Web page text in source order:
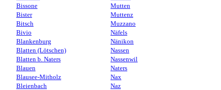
Bissone
Bister
Bitsch
Bivio
Blankenburg
Blatten (Lötschen)
Blatten b. Naters
Blauen
Blausee-Mitholz
Bleienbach
Mutten
Muttenz
Muzzano
Näfels
Nänikon
Nassen
Nassenwil
Naters
Nax
Naz